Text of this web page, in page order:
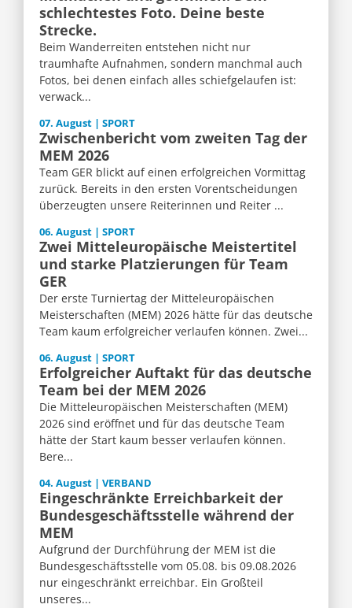
schlechtestes Foto. Deine beste
Strecke.
Beim Wanderreiten entstehen nicht nur
traumhafte Aufnahmen, sondern manchmal auch
Fotos, bei denen einfach alles schiefgelaufen ist:
verwack...
07. August | SPORT
Zwischenbericht vom zweiten Tag der
MEM 2026
Team GER blickt auf einen erfolgreichen Vormittag
zurück. Bereits in den ersten Vorentscheidungen
überzeugten unsere Reiterinnen und Reiter ...
06. August | SPORT
Zwei Mitteleuropäische Meistertitel
und starke Platzierungen für Team
GER
Der erste Turniertag der Mitteleuropäischen
Meisterschaften (MEM) 2026 hätte für das deutsche
Team kaum erfolgreicher verlaufen können. Zwei...
06. August | SPORT
Erfolgreicher Auftakt für das deutsche
Team bei der MEM 2026
Die Mitteleuropäischen Meisterschaften (MEM)
2026 sind eröffnet und für das deutsche Team
hätte der Start kaum besser verlaufen können.
Bere...
04. August | VERBAND
Eingeschränkte Erreichbarkeit der
Bundesgeschäftsstelle während der
MEM
Aufgrund der Durchführung der MEM ist die
Bundesgeschäftsstelle vom 05.08. bis 09.08.2026
nur eingeschränkt erreichbar. Ein Großteil
unseres...